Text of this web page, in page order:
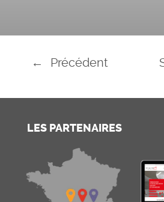
← Précédent
LES PARTENAIRES